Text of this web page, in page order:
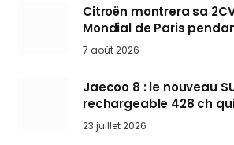
Citroën montrera sa
Mondial de Paris
Mini désertent le salon
7 août 2026
Jaecoo 8 : le nouveau
rechargeable 428 ch qui
arrive en Europe cet
23 juillet 2026